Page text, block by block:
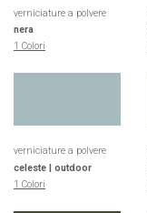
verniciature a polvere
nera
1 Colori
verniciature a polvere
celeste | outdoor
1 Colori